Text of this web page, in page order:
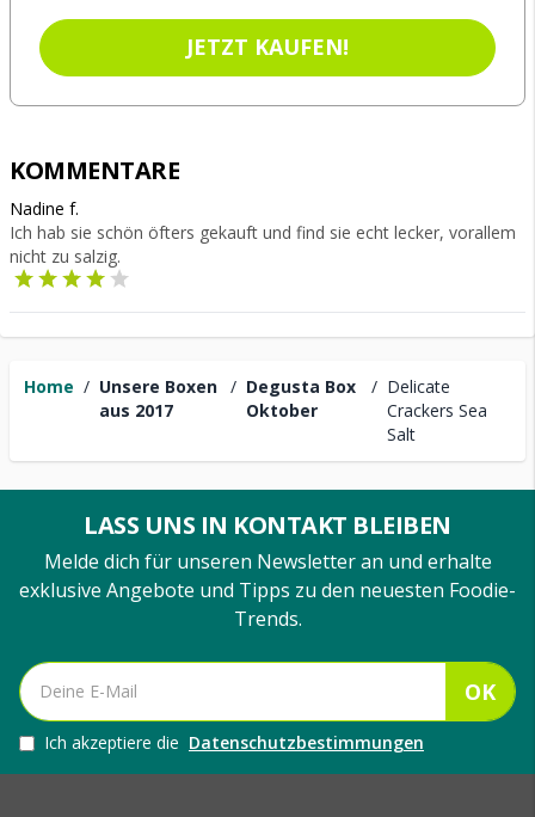
Home / Unsere Boxen
aus 2017
/ Degusta Box
Oktober
/ Delicate
Crackers Sea
Salt
JETZT KAUFEN!
KOMMENTARE
Nadine f.
Ich hab sie schön öfters gekauft und find sie echt lecker, vorallem
nicht zu salzig.
LASS UNS IN KONTAKT BLEIBEN
Melde dich für unseren Newsletter an und erhalte
exklusive Angebote und Tipps zu den neuesten Foodie-
Trends.
OK
Ich akzeptiere die Datenschutzbestimmungen